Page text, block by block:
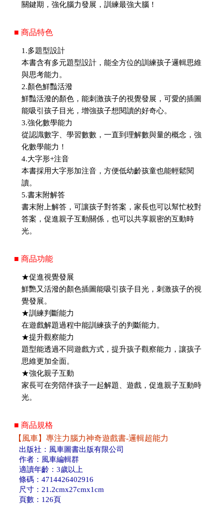
關鍵期，強化腦力發展，訓練最強大腦！
■ 商品特色
1.多題型設計
本書含有多元題型設計，能全方位的訓練孩子邏輯思維
與思考能力。
2.顏色鮮豔活潑
鮮豔活潑的顏色，能刺激孩子的視覺發展，可愛的插圖
能吸引孩子目光，增強孩子想閱讀的好奇心。
3.強化數學能力
從認識數字、學習數數，一直到理解數與量的概念，強
化數學能力！
4.大字形+注音
本書採用大字形加注音，方便低幼齡孩童也能輕鬆閱
讀。
5.書末附解答
書末附上解答，可讓孩子對答案，家長也可以幫忙校對
答案，促進親子互動關係，也可以共享親密的互動時
光。
■ 商品功能
★促進視覺發展
鮮艷又活潑的顏色插圖能吸引孩子目光，刺激孩子的視
覺發展。
★訓練判斷能力
在遊戲解題過程中能訓練孩子的判斷能力。
★提升觀察能力
題型能透過不同遊戲方式，提升孩子觀察能力，讓孩子
思維更加全面。
★強化親子互動
家長可在旁陪伴孩子一起解題、遊戲，促進親子互動時
光。
■ 商品規格
【風車】專注力腦力神奇遊戲書-邏輯超能力
出版社：風車圖書出版有限公司
作者：風車編輯群
適讀年齡：3歲以上
條碼：4714426402916
尺寸：21.2cmx27cmx1cm
頁數：126頁